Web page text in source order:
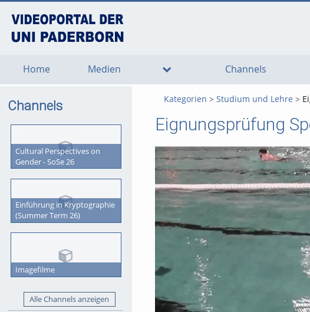
Home Medien Channels
Channels
Cultural Perspectives on
Gender - SoSe 26
Einführung in Kryptographie
(Summer Term 26)
Imagefilme
Alle Channels anzeigen
Kategorien Studium und Lehre
Eignungsprüfung